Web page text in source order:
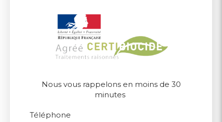
Nous vous rappelons en moins de 30
minutes
Téléphone